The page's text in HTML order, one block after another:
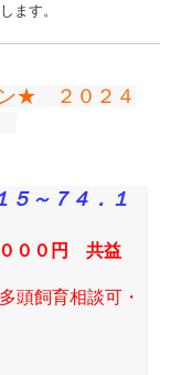
ます。
ン★ ２０２４
～７４．１
００円 共益
頭飼育相談可・